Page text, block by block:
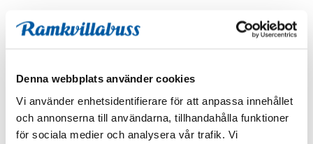
Denna webbplats använder cookies
Vi använder enhetsidentifierare för att anpassa innehållet
och annonserna till användarna, tillhandahålla funktioner
för sociala medier och analysera vår trafik. Vi
Avgångs- och hemkomsttider